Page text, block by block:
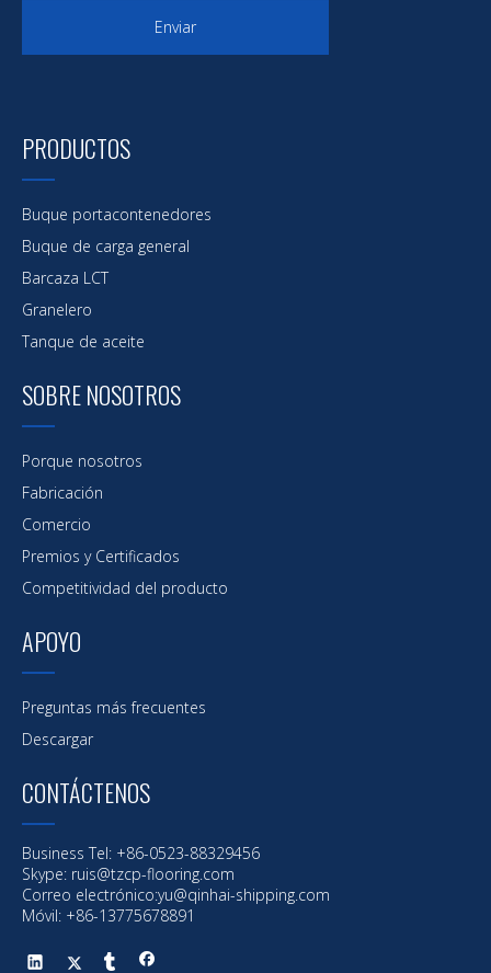
Enviar
PRODUCTOS
Buque portacontenedores
Buque de carga general
Barcaza LCT
Granelero
Tanque de aceite
SOBRE NOSOTROS
Porque nosotros
Fabricación
Comercio
Premios y Certificados
Competitividad del producto
APOYO
Preguntas más frecuentes
Descargar
CONTÁCTENOS
Business Tel: +86-0523-88329456
Skype: ruis@tzcp-flooring.com
Correo electrónico:yu@qinhai-shipping.com
Móvil: +86-13775678891